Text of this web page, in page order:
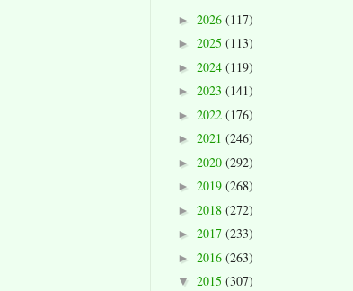
► 2026 (117)
► 2025 (113)
► 2024 (119)
► 2023 (141)
► 2022 (176)
► 2021 (246)
► 2020 (292)
► 2019 (268)
► 2018 (272)
► 2017 (233)
► 2016 (263)
▼ 2015 (307)